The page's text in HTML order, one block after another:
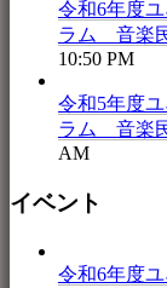
令和6年度
ラム 音楽民
10:50 PM
令和5年度
ラム 音楽民
AM
イベント
令和6年度